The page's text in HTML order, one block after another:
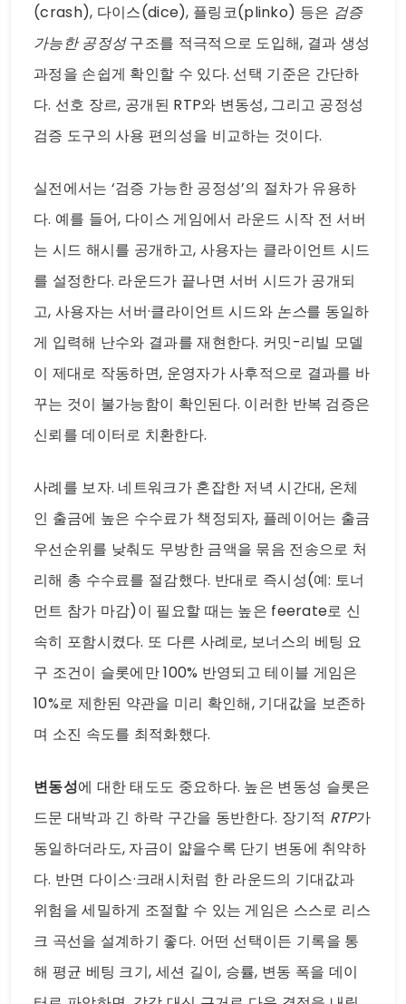
(crash), 다이스(dice), 플링코(plinko) 등은 검증
가능한 공정성구조를 적극적으로 도입해, 결과 생성
과정을 손쉽게 확인할 수 있다. 선택 기준은 간단하
다. 선호 장르, 공개된 RTP와 변동성, 그리고 공정성
검증 도구의 사용 편의성을 비교하는 것이다.
실전에서는 ‘검증 가능한 공정성’의 절차가 유용하
다. 예를 들어, 다이스 게임에서 라운드 시작 전 서버
는 시드 해시를 공개하고, 사용자는 클라이언트 시드
를 설정한다. 라운드가 끝나면 서버 시드가 공개되
고, 사용자는 서버·클라이언트 시드와 논스를 동일하
게 입력해 난수와 결과를 재현한다. 커밋-리빌 모델
이 제대로 작동하면, 운영자가 사후적으로 결과를 바
꾸는 것이 불가능함이 확인된다. 이러한 반복 검증은
신뢰를 데이터로 치환한다.
사례를 보자. 네트워크가 혼잡한 저녁 시간대, 온체
인 출금에 높은 수수료가 책정되자, 플레이어는 출금
우선순위를 낮춰도 무방한 금액을 묶음 전송으로 처
리해 총 수수료를 절감했다. 반대로 즉시성(예: 토너
먼트 참가 마감)이 필요할 때는 높은 feerate로 신
속히 포함시켰다. 또 다른 사례로, 보너스의 베팅 요
구 조건이 슬롯에만 100% 반영되고 테이블 게임은
10%로 제한된 약관을 미리 확인해, 기대값을 보존하
며 소진 속도를 최적화했다.
변동성에 대한 태도도 중요하다. 높은 변동성 슬롯은
드문 대박과 긴 하락 구간을 동반한다. 장기적 RTP가
동일하더라도, 자금이 얇을수록 단기 변동에 취약하
다. 반면 다이스·크래시처럼 한 라운드의 기대값과
위험을 세밀하게 조절할 수 있는 게임은 스스로 리스
크 곡선을 설계하기 좋다. 어떤 선택이든 기록을 통
해 평균 베팅 크기, 세션 길이, 승률, 변동 폭을 데이